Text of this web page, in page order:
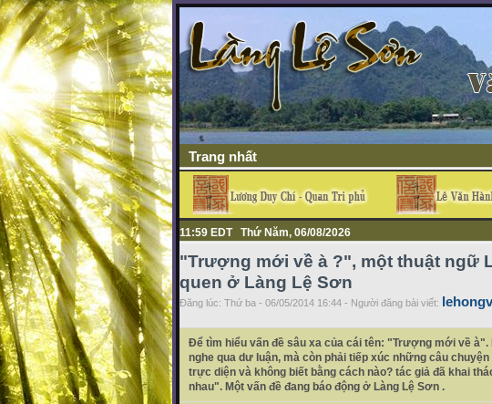
Trang nhất
11:59 EDT Thứ Năm, 06/08/2026
"Trượng mới về à ?", một thuật ngữ
quen ở Làng Lệ Sơn
Đăng lúc: Thứ ba - 06/05/2014 16:44 - Người đăng bài viết:
Để tìm hiểu vấn đề sâu xa của cái tên: "Trượng mới về
nghe qua dư luận, mà còn phải tiếp xúc những câu
trực diện và không biết bằng cách nào? tác giả đã khai
nhau". Một vấn đề đang báo động ở Làng Lệ Sơn .